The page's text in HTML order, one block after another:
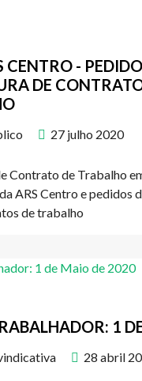
CENTRO -
DE
27 julho 2020
Contrato de Trabalho
ARS Centro e pedidos
de trabalho
1
28 abril